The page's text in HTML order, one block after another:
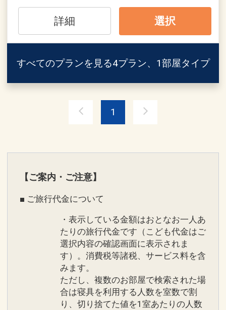
み下さい。
設定期間：2026年4月1日～2027年3月
31日
17444070
詳細 選択
すべてのプランを見る4プラン、1部屋タイプ
1
【ご案内・ご注意】
■ ご旅行代金について
・表示している金額はおとなお一人あ
たりの旅行代金です（こども代金はご
選択内容の確認画面に表示されま
す）。消費税等諸税、サービス料を含
みます。
ただし、複数のお部屋で検索された場
合は寝具を利用する人数を室数で割
り、切り捨てた値を1室あたりの人数